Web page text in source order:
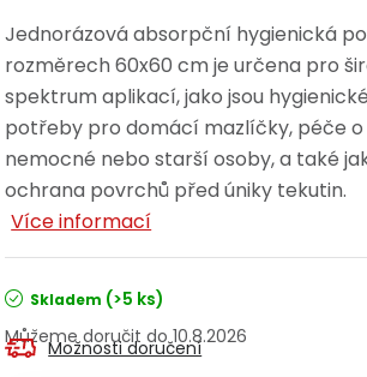
Jednorázová absorpční hygienická
rozměrech 60x60 cm je určena pro
spektrum aplikací, jako jsou hygienické
potřeby pro domácí mazlíčky, péče o
nemocné nebo starší osoby, a také
ochrana povrchů před úniky tekutin.
Více informací
Skladem (>5 ks)
10.8.2026
Možnosti doručení